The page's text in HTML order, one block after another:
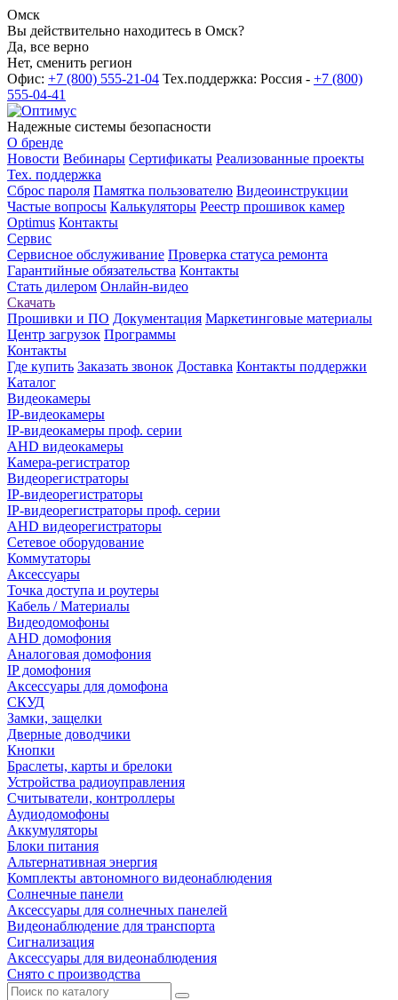
Омск
Вы действительно находитесь в Омск?
Да, все верно
Нет, сменить регион
Офис: +7 (800) 555-21-04 Тех.поддержка: Россия - +7 (800)
555-04-41
Надежные системы безопасности
О бренде
Новости Вебинары Сертификаты Реализованные проекты
Тех. поддержка
Сброс пароля Памятка пользователю Видеоинструкции
Частые вопросы Калькуляторы Реестр прошивок камер
Optimus Контакты
Сервис
Сервисное обслуживание Проверка статуса ремонта
Гарантийные обязательства Контакты
Стать дилером Онлайн-видео
Скачать
Прошивки и ПО Документация Маркетинговые материалы
Центр загрузок Программы
Контакты
Где купить Заказать звонок Доставка Контакты поддержки
Каталог
Видеокамеры
IP-видеокамеры
IP-видеокамеры проф. серии
AHD видеокамеры
Камера-регистратор
Видеорегистраторы
IP-видеорегистраторы
IP-видеорегистраторы проф. серии
AHD видеорегистраторы
Сетевое оборудование
Коммутаторы
Аксессуары
Точка доступа и роутеры
Кабель / Материалы
Видеодомофоны
AHD домофония
Аналоговая домофония
IP домофония
Аксессуары для домофона
СКУД
Замки, защелки
Дверные доводчики
Кнопки
Браслеты, карты и брелоки
Устройства радиоуправления
Считыватели, контроллеры
Аудиодомофоны
Аккумуляторы
Блоки питания
Альтернативная энергия
Комплекты автономного видеонаблюдения
Солнечные панели
Аксессуары для солнечных панелей
Видеонаблюдение для транспорта
Сигнализация
Аксессуары для видеонаблюдения
Снято с производства